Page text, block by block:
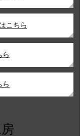
こちら
ら
ら